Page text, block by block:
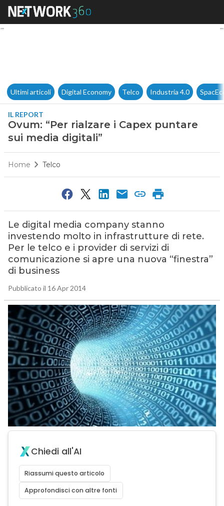
Ovum: “Per rialzare i Capex
Ultimi articoli Digital Economy Telco Industria 4.0
IL REPORT
Ovum: “Per rialzare i Capex puntare
sui media digitali”
Home Telco
Le digital media company stanno
investendo molto in infrastrutture di rete.
Per le telco e i provider di servizi di
comunicazione si apre una nuova “finestra”
di business
Pubblicato il 16 Apr 2014
Chiedi all'AI
Riassumi questo articolo
Approfondisci con altre fonti